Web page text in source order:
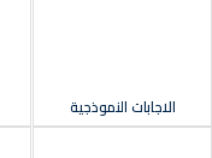
الاجابات النموذجية